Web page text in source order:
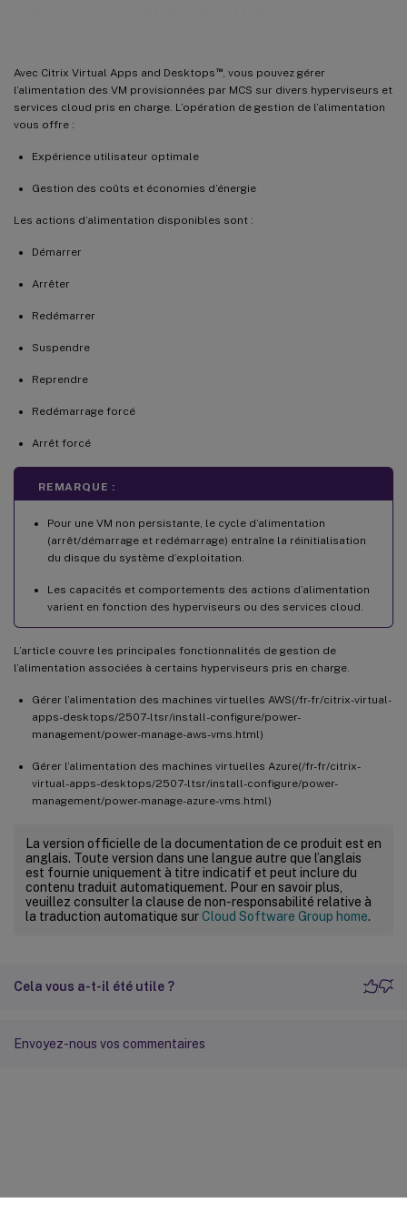
Avec Citrix Virtual Apps and Desktops ™, vous pouvez gérer
l’alimentation des VM provisionnées par MCS sur divers hyperviseurs et
services cloud pris en charge. L’opération de gestion de l’alimentation
vous offre :
Expérience utilisateur optimale
Gestion des coûts et économies d’énergie
Les actions d’alimentation disponibles sont :
Démarrer
Arrêter
Redémarrer
Suspendre
Reprendre
Redémarrage forcé
Arrêt forcé
REMARQUE :
Pour une VM non persistante, le cycle d’alimentation
(arrêt/démarrage et redémarrage) entraîne la réinitialisation
du disque du système d’exploitation.
Les capacités et comportements des actions d’alimentation
varient en fonction des hyperviseurs ou des services cloud.
L’article couvre les principales fonctionnalités de gestion de
l’alimentation associées à certains hyperviseurs pris en charge.
Gérer l’alimentation des machines virtuelles AWS(/fr-fr/citrix-virtual-
apps-desktops/2507-ltsr/install-configure/power-
management/power-manage-aws-vms.html)
Gérer l’alimentation des machines virtuelles Azure(/fr-fr/citrix-
virtual-apps-desktops/2507-ltsr/install-configure/power-
management/power-manage-azure-vms.html)
La version officielle de la documentation de ce produit est en
anglais. Toute version dans une langue autre que l’anglais
est fournie uniquement à titre indicatif et peut inclure du
contenu traduit automatiquement. Pour en savoir plus,
veuillez consulter la clause de non-responsabilité relative à
la traduction automatique surCloud Software Group home.
Cela vous a-t-il été utile ?
Envoyez-nous vos commentaires